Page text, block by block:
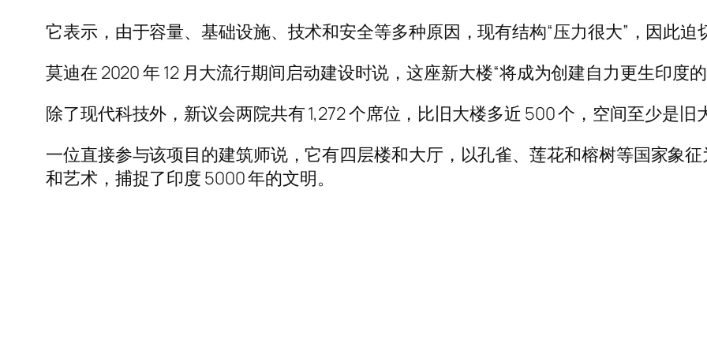
它表示，由于容量、基础设施、技术和安全等多种原因，现有结构“压力很大”，因此
莫迪在 2020 年 12 月大流行期间启动建设时说，这座新大楼“将成为创建自力更生印度
除了现代科技外，新议会两院共有 1,272 个席位，比旧大楼多近 500 个，空间至少是旧
一位直接参与该项目的建筑师说，它有四层楼和大厅，以孔雀、莲花和榕树等国家象
和艺术，捕捉了印度 5000 年的文明。